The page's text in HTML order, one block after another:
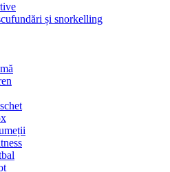
și snorkelling